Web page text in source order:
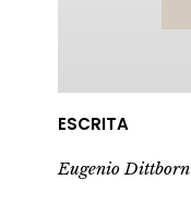
ESCRITA
Eugenio Dittborn